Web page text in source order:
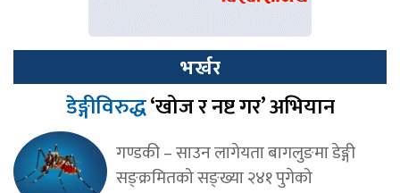
भर्खर
डेङ्गीविरुद्ध‘खोज र नष्ट गर’ अभियान
गण्डकी – साउन लागेयता बागलुङमा डेङ्गी
सङ्क्रमितको सङ्ख्या २४१ पुगेको